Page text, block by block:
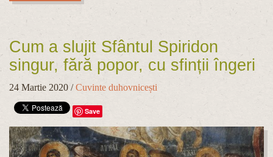
Cum a slujit Sfântul Spiridon
singur, fără popor, cu sfinții îngeri
24 Martie 2020 /Cuvinte duhovnicești
Save